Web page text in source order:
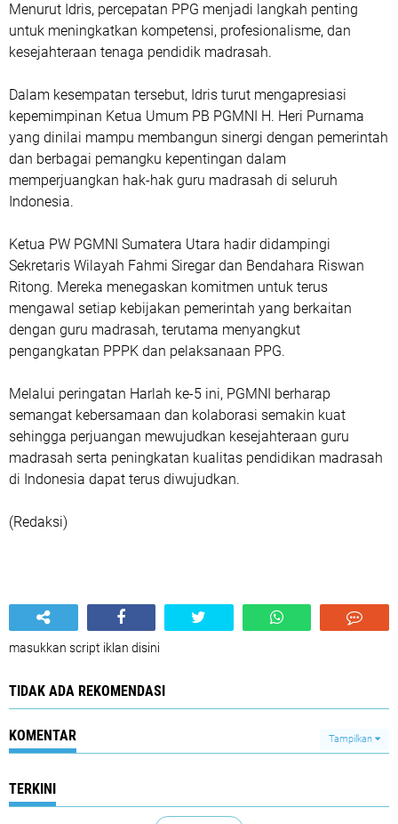
Menurut Idris, percepatan PPG menjadi langkah penting
untuk meningkatkan kompetensi, profesionalisme, dan
kesejahteraan tenaga pendidik madrasah.
Dalam kesempatan tersebut, Idris turut mengapresiasi
kepemimpinan Ketua Umum PB PGMNI H. Heri Purnama
yang dinilai mampu membangun sinergi dengan pemerintah
dan berbagai pemangku kepentingan dalam
memperjuangkan hak-hak guru madrasah di seluruh
Indonesia.
Ketua PW PGMNI Sumatera Utara hadir didampingi
Sekretaris Wilayah Fahmi Siregar dan Bendahara Riswan
Ritong. Mereka menegaskan komitmen untuk terus
mengawal setiap kebijakan pemerintah yang berkaitan
dengan guru madrasah, terutama menyangkut
pengangkatan PPPK dan pelaksanaan PPG.
Melalui peringatan Harlah ke-5 ini, PGMNI berharap
semangat kebersamaan dan kolaborasi semakin kuat
sehingga perjuangan mewujudkan kesejahteraan guru
madrasah serta peningkatan kualitas pendidikan madrasah
di Indonesia dapat terus diwujudkan.
(Redaksi)
masukkan script iklan disini
TIDAK ADA REKOMENDASI
KOMENTAR Tampilkan
TERKINI